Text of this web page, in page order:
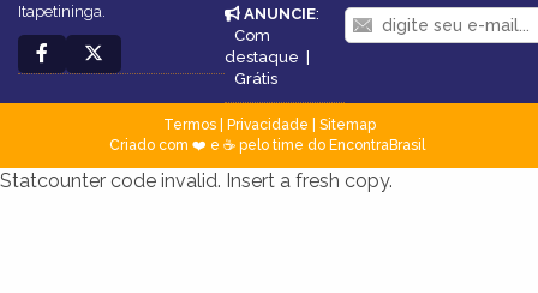
Itapetininga.
ANUNCIE:
Com
destaque |
Grátis
Termos| Privacidade
Sitemap
Criado com ❤️ e ☕ pelo time do EncontraBrasil
Statcounter code invalid. Insert a fresh copy.